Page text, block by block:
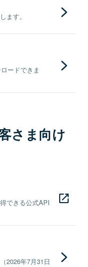
ます。
ードできま
さま向け
できる公式API
2026年7月31日